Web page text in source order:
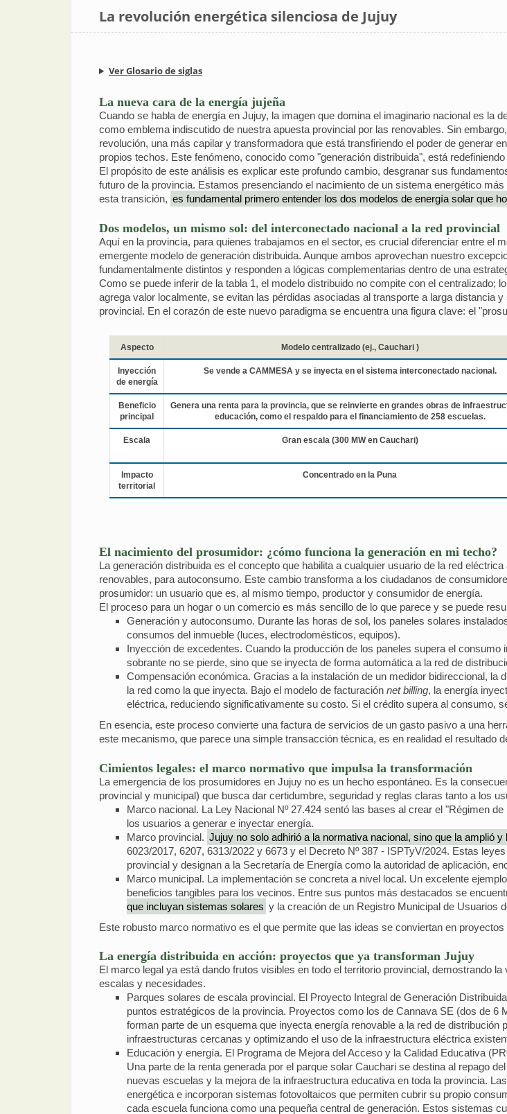
La revolución energética silenciosa de Jujuy
Ver Glosario de siglas
La nueva cara de la energía jujeña
Cuando se habla de energía en Jujuy, la imagen que domina el imaginario nacional es la
como emblema indiscutido de nuestra apuesta provincial por las renovables. Sin
revolución, una más capilar y transformadora que está transfiriendo el poder de generar
propios techos. Este fenómeno, conocido como "generación distribuida", está
El propósito de este análisis es explicar este profundo cambio, desgranar sus
futuro de la provincia. Estamos presenciando el nacimiento de un sistema energético
esta transición, es fundamental primero entender los dos modelos de energía solar que
Dos modelos, un mismo sol: del interconectado nacional a la red provincial
Aquí en la provincia, para quienes trabajamos en el sector, es crucial diferenciar entre el
emergente modelo de generación distribuida. Aunque ambos aprovechan nuestro
fundamentalmente distintos y responden a lógicas complementarias dentro de una
Como se puede inferir de la tabla 1, el modelo distribuido no compite con el
agrega valor localmente, se evitan las pérdidas asociadas al transporte a larga distancia
provincial. En el corazón de este nuevo paradigma se encuentra una figura clave: el
Aspecto Modelo centralizado (ej., Cauchari )
Inyección
de energía
Se vende a CAMMESA y se inyecta en el sistema interconectado nacional.
Beneficio
principal
Genera una renta para la provincia, que se reinvierte en grandes obras de
educación, como el respaldo para el financiamiento de 258 escuelas.
Escala Gran escala (300 MW en Cauchari)
Impacto
territorial
Concentrado en la Puna
El nacimiento del prosumidor: ¿cómo funciona la generación en mi techo?
La generación distribuida es el concepto que habilita a cualquier usuario de la red
renovables, para autoconsumo. Este cambio transforma a los ciudadanos de
prosumidor: un usuario que es, al mismo tiempo, productor y consumidor de energía.
El proceso para un hogar o un comercio es más sencillo de lo que parece y se puede
Generación y autoconsumo. Durante las horas de sol, los paneles solares
consumos del inmueble (luces, electrodomésticos, equipos).
Inyección de excedentes. Cuando la producción de los paneles supera el
sobrante no se pierde, sino que se inyecta de forma automática a la red de
Compensación económica. Gracias a la instalación de un medidor bidireccional, la
la red como la que inyecta. Bajo el modelo de facturación net billing, la energía
eléctrica, reduciendo significativamente su costo. Si el crédito supera al consumo,
En esencia, este proceso convierte una factura de servicios de un gasto pasivo a una
este mecanismo, que parece una simple transacción técnica, es en realidad el resultado
Cimientos legales: el marco normativo que impulsa la transformación
La emergencia de los prosumidores en Jujuy no es un hecho espontáneo. Es la
provincial y municipal) que busca dar certidumbre, seguridad y reglas claras tanto a los
Marco nacional. La Ley Nacional Nº 27.424 sentó las bases al crear el "Régimen
los usuarios a generar e inyectar energía.
Marco provincial. Jujuy no solo adhirió a la normativa nacional, sino que la amplió y
6023/2017, 6207, 6313/2022 y 6673 y el Decreto Nº 387 - ISPTyV/2024. Estas
provincial y designan a la Secretaría de Energía como la autoridad de aplicación,
Marco municipal. La implementación se concreta a nivel local. Un excelente
beneficios tangibles para los vecinos. Entre sus puntos más destacados se
que incluyan sistemas solares y la creación de un Registro Municipal de Usuarios
Este robusto marco normativo es el que permite que las ideas se conviertan en
La energía distribuida en acción: proyectos que ya transforman Jujuy
El marco legal ya está dando frutos visibles en todo el territorio provincial, demostrando
escalas y necesidades.
Parques solares de escala provincial. El Proyecto Integral de Generación
puntos estratégicos de la provincia. Proyectos como los de Cannava SE (dos de
forman parte de un esquema que inyecta energía renovable a la red de
infraestructuras cercanas y optimizando el uso de la infraestructura eléctrica
Educación y energía. El Programa de Mejora del Acceso y la Calidad Educativa
Una parte de la renta generada por el parque solar Cauchari se destina al repago
nuevas escuelas y la mejora de la infraestructura educativa en toda la provincia.
energética e incorporan sistemas fotovoltaicos que permiten cubrir su propio
cada escuela funciona como una pequeña central de generación. Estos sistemas